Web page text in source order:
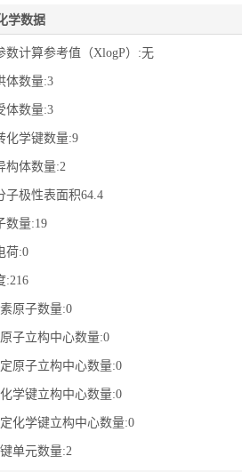
学数据
数计算参考值（XlogP）:无
体数量:3
体数量:3
化学键数量:9
构体数量:2
子极性表面积64.4
数量:19
荷:0
:216
原子数量:0
子立构中心数量:0
原子立构中心数量:0
学键立构中心数量:0
化学键立构中心数量:0
单元数量:2